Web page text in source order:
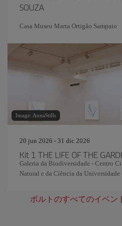
SOUZA
Casa Museu Marta Ortigão Sampaio
Image: AnnaStills
20 jun 2026 - 31 dic 2026
Kit 1 THE LIFE OF THE
Galeria da Biodiversidade - Centro
Natural e da Ciência da Universidade
ポルトのすべてのイベン